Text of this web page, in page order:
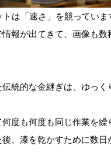
は「速さ」を競っていま
報が出てきて、画像も数
統的な金継ぎは、ゆっく
度も何度も同じ作業を繰
、漆を乾かすために数日